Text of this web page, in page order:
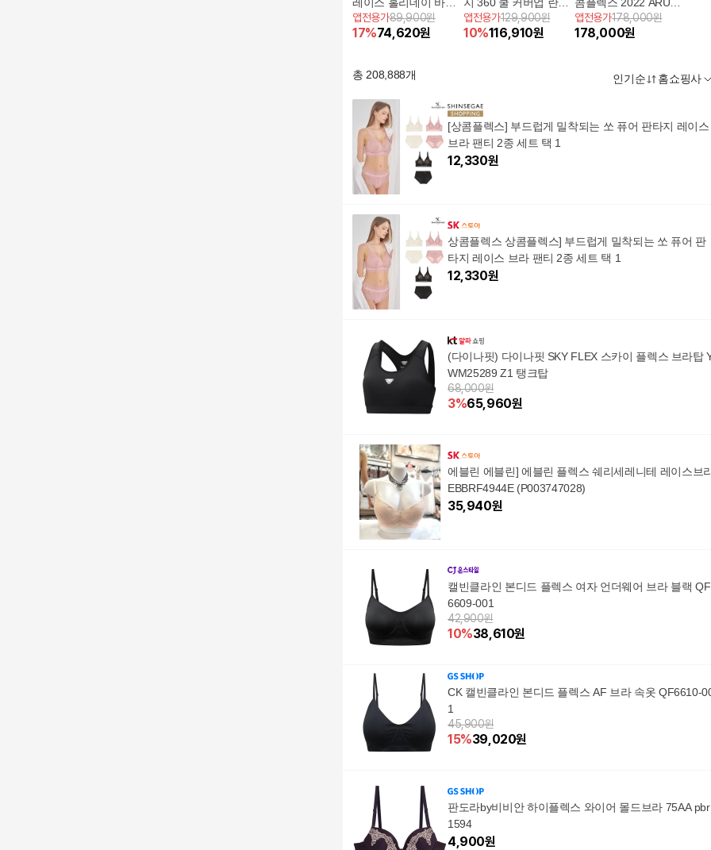
수트 3세트
앱전용가89,900원
17%74,620원
리 컬렉션 (5세트)
앱전용가129,900원
10%116,910원
PRIMA 아름 프리마 +
바디수트 1세트 + 파우
앱전용가178,000원
178,000원
총 208,888개 인기순 홈쇼핑사
[상콤플렉스] 부드럽게 밀착되는 쏘 퓨어 판타지 레이스
브라 팬티 2종 세트 택 1
12,330원
상콤플렉스 상콤플렉스] 부드럽게 밀착되는 쏘 퓨어 판
타지 레이스 브라 팬티 2종 세트 택 1
12,330원
(다이나핏) 다이나핏 SKY FLEX 스카이 플렉스 브라탑
WM25289 Z1 탱크탑
68,000원
3%65,960원
에블린 에블린] 에블린 플렉스 쉐리세레니테 레이스브
EBBRF4944E (P003747028)
35,940원
캘빈클라인 본디드 플렉스 여자 언더웨어 브라 블랙 QF
6609-001
42,900원
10%38,610원
CK 캘빈클라인 본디드 플렉스 AF 브라 속옷 QF6610-
1
45,900원
15%39,020원
판도라by비비안 하이플렉스 와이어 몰드브라 75AA pbr
1594
4,900원